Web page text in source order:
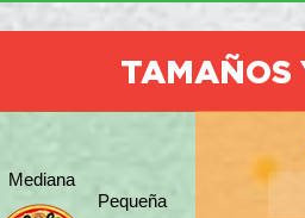
TAMAÑOS
Mediana
Pequeña